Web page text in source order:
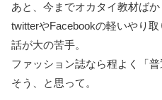
あと、今までオカタイ教材ばか
twitterやFacebookの軽いやり
話が大の苦手。
ファッション誌なら程よく「
そう、と思って。